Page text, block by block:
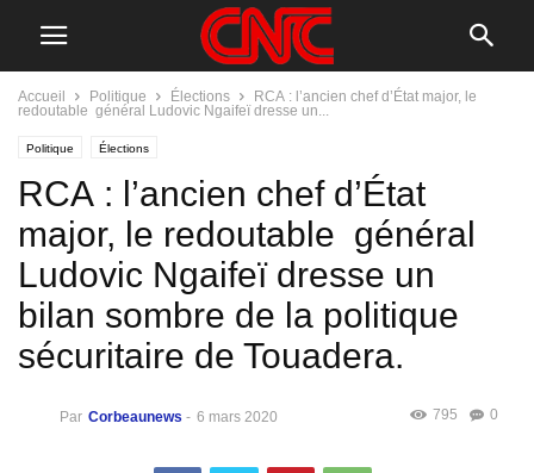
Accueil Politique Élections
RCA : l’ancien chef d’État major, le
redoutable général Ludovic Ngaifeï dresse un...
Politique Élections
RCA : l’ancien chef d’État
major, le redoutable général
Ludovic Ngaifeï dresse un
bilan sombre de la politique
sécuritaire de Touadera.
Par Corbeaunews - 6 mars 2020 0
795